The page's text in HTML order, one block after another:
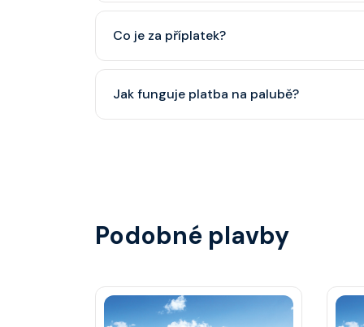
nápoje (voda, čaj, káva, limonády apod.).
Co je za příplatek?
některé aktivity.
Jak funguje platba na palubě?
Podobné plavby